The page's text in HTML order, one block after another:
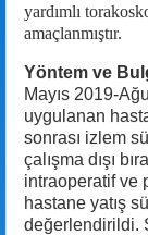
yardımlı
amaçlanmıştır.
Yöntem ve
Mayıs 2019-
uygulanan
sonrası izlem
çalışma dışı
intraoperatif ve
hastane yatış
değerlendirildi.